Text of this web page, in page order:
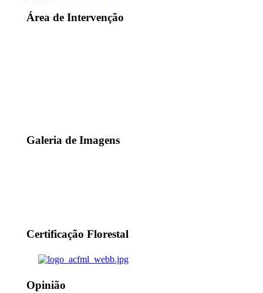
Área de Intervenção
Galeria de Imagens
Certificação Florestal
Opinião